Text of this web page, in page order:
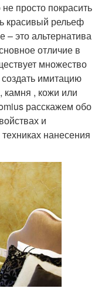
просто покрасить
красивый рельеф
– это альтернатива
отличие в
множество
имитацию
, кожи или
расскажем обо
и
нанесения